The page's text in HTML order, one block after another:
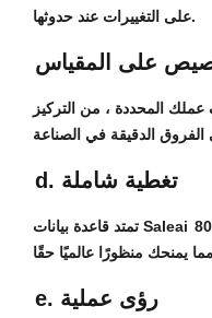
على التغييرات عند حدوثها.
على المقياس
عملك المحددة ، من التركيز
d. تغطية شاملة
تمتد قاعدة بيانات Saleai
e. رؤى عملية